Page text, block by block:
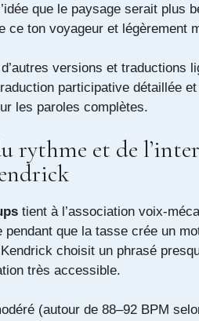
que le paysage serait plus
ce ton voyageur et légèrement
versions et traductions
participative détaillée
les paroles complètes.
rythme et de
tient à l’association voix-
pendant que la tasse crée un
choisit un phrasé
très accessible.
(autour de 88–92 BPM